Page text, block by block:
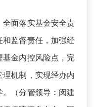
全面落实基金安全责
监督责任，加强经
金内控风险点，完
机制，实现经办内
（分管领导：闵建